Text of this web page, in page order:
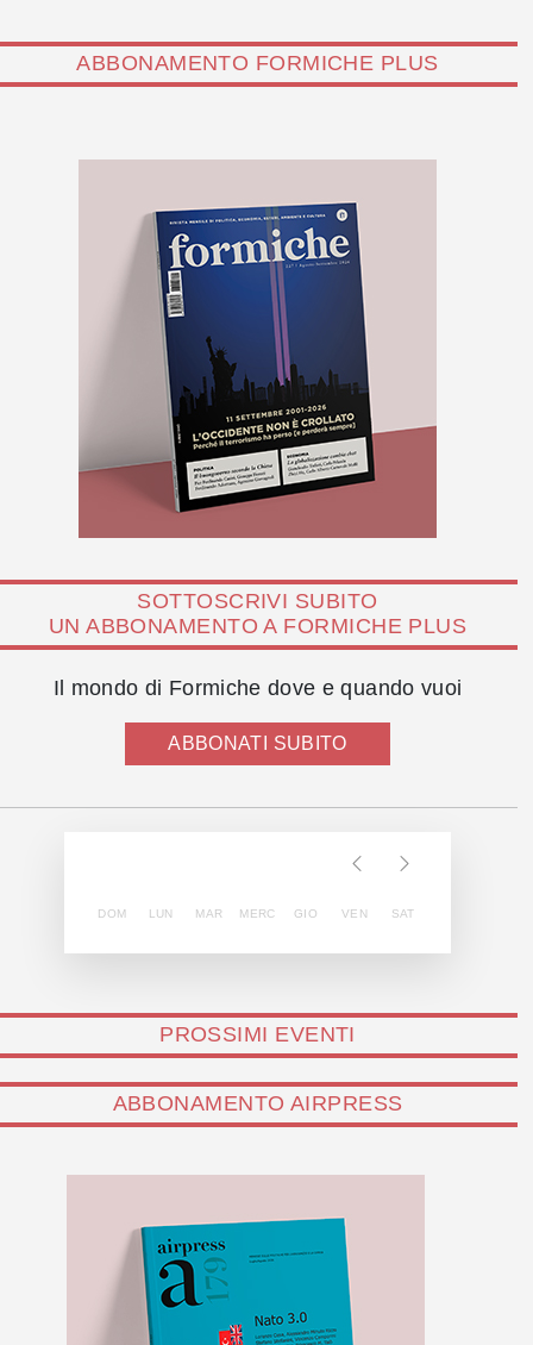
ABBONAMENTO FORMICHE PLUS
SOTTOSCRIVI SUBITO
UN ABBONAMENTO A FORMICHE PLUS
Il mondo di Formiche dove e quando vuoi
ABBONATI SUBITO
DOM LUN MAR MERC GIO VEN SAT
PROSSIMI EVENTI
ABBONAMENTO AIRPRESS